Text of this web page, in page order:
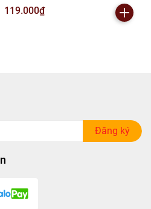
60) - N2-F1-S3
119.000₫
Đăng ký